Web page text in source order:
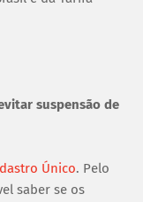
suspensão de
Único. Pelo
saber se os